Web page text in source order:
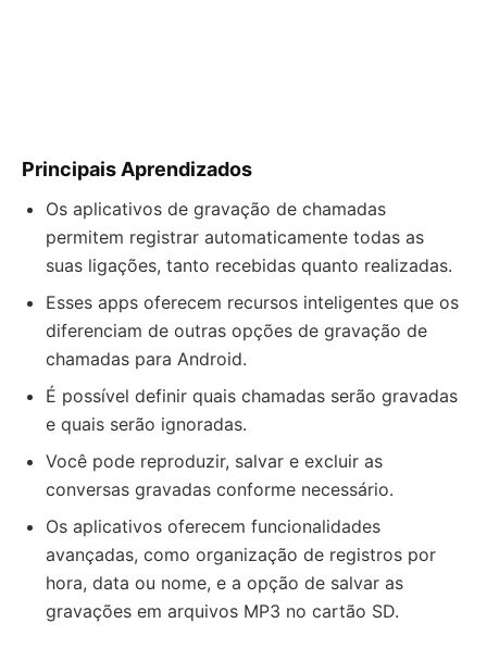
Principais Aprendizados
Os aplicativos de gravação de chamadas
permitem registrar automaticamente todas as
suas ligações, tanto recebidas quanto realizadas.
Esses apps oferecem recursos inteligentes que os
diferenciam de outras opções de gravação de
chamadas para Android.
É possível definir quais chamadas serão gravadas
e quais serão ignoradas.
Você pode reproduzir, salvar e excluir as
conversas gravadas conforme necessário.
Os aplicativos oferecem funcionalidades
avançadas, como organização de registros por
hora, data ou nome, e a opção de salvar as
gravações em arquivos MP3 no cartão SD.